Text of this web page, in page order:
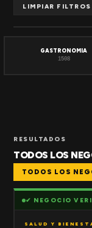
LIMPIAR FILTROS
GASTRONOMIA
1508
RESULTADOS
TODOS LOS
TODOS LOS
✔ NEGOCIO
SALUD Y